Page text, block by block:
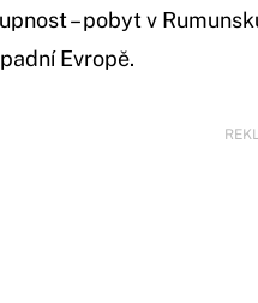
– pobyt v
Evropě.